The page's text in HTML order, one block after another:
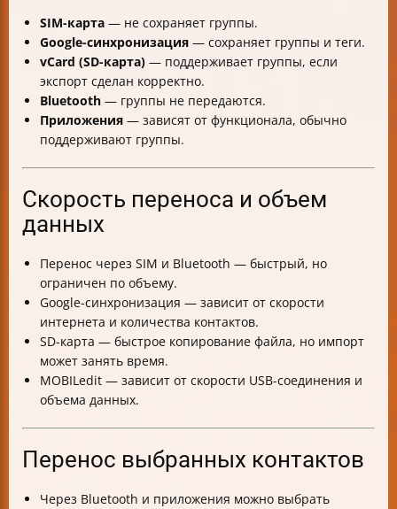
SIM-карта — не сохраняет группы.
Google-синхронизация — сохраняет группы и теги.
vCard (SD-карта) — поддерживает группы, если
экспорт сделан корректно.
Bluetooth — группы не передаются.
Приложения — зависят от функционала, обычно
поддерживают группы.
Скорость переноса и объем
данных
Перенос через SIM и Bluetooth — быстрый, но
ограничен по объему.
Google-синхронизация — зависит от скорости
интернета и количества контактов.
SD-карта — быстрое копирование файла, но импорт
может занять время.
MOBILedit — зависит от скорости USB-соединения и
объема данных.
Перенос выбранных контактов
Через Bluetooth и приложения можно выбрать